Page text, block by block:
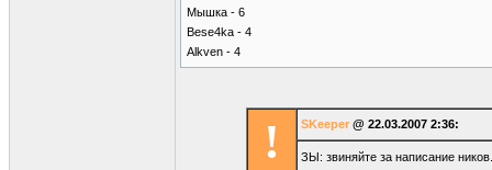
Мышка - 6
Bese4ka - 4
Alkven - 4
! SKeeper @ 22.03.2007 2:36:
ЗЫ: звиняйте за написание